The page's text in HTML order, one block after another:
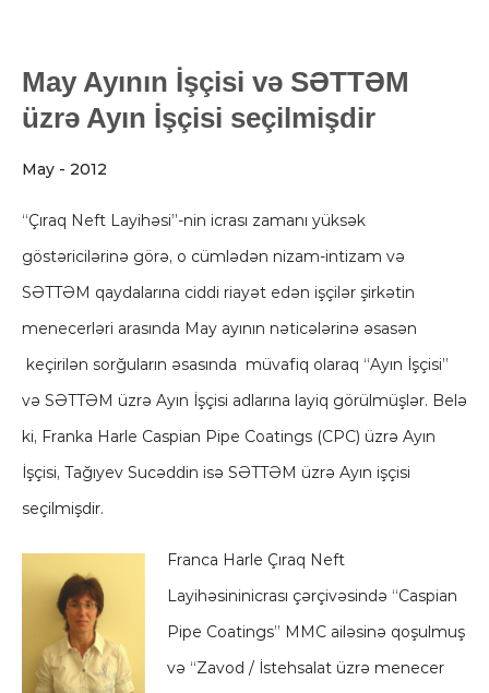
May Ayının İşçisi və SƏTTƏM
üzrə Ayın İşçisi seçilmişdir
May - 2012
“Çıraq Neft Layihəsi”-nin icrası zamanı yüksək
göstəricilərinə görə, o cümlədən nizam-intizam və
SƏTTƏM qaydalarına ciddi riayət edən işçilər şirkətin
menecerləri arasında May ayının nəticələrinə əsasən
keçirilən sorğuların əsasında müvafiq olaraq “Ayın İşçisi”
və SƏTTƏM üzrə Ayın İşçisi adlarına layiq görülmüşlər. Belə
ki, Franka Harle Caspian Pipe Coatings (CPC) üzrə Ayın
İşçisi, Tağıyev Sucəddin isə SƏTTƏM üzrə Ayın işçisi
seçilmişdir.
Franca Harle Çıraq Neft
Layihəsininicrası çərçivəsində “Caspian
Pipe Coatings” MMC ailəsinə qoşulmuş
və “Zavod / İstehsalat üzrə menecer